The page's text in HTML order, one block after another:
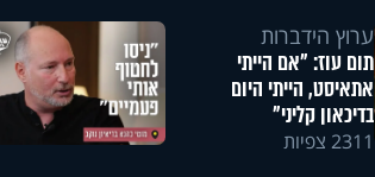
ערוץ הידברות
תום עוז: "אם הייתי
אתאיסט, הייתי היום
בדיכאון קליני"
2311 צפיות